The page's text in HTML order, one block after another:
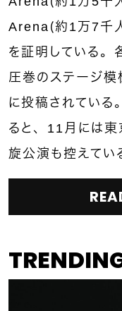
Arena（約1万7千
を証明している。
圧巻のステージ
に投稿されている
ると、11月には
旋公演も控えてい